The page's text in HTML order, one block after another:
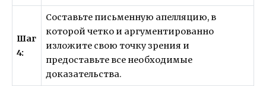
Шаг
4:
Составьте письменную апелляцию, в
которой четко и аргументированно
изложите свою точку зрения и
предоставьте все необходимые
доказательства.